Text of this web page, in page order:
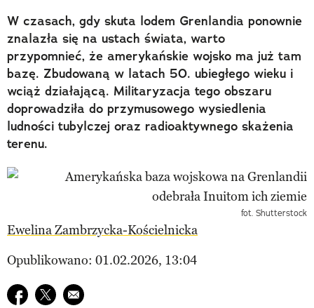
W czasach, gdy skuta lodem Grenlandia ponownie
znalazła się na ustach świata, warto
przypomnieć, że amerykańskie wojsko ma już tam
bazę. Zbudowaną w latach 50. ubiegłego wieku i
wciąż działającą. Militaryzacja tego obszaru
doprowadziła do przymusowego wysiedlenia
ludności tubylczej oraz radioaktywnego skażenia
terenu.
fot. Shutterstock
Ewelina Zambrzycka-Kościelnicka
Opublikowano: 01.02.2026, 13:04
Udostępnij na facebook
Udostępnij na twitter
E-mail do przyjaciela